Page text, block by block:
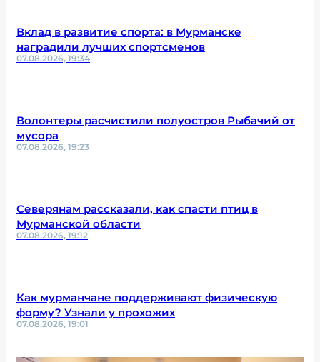
Вклад в развитие спорта: в Мурманске
наградили лучших спортсменов
07.08.2026, 19:34
Волонтеры расчистили полуостров Рыбачий от
мусора
07.08.2026, 19:23
Северянам рассказали, как спасти птиц в
Мурманской области
07.08.2026, 19:12
Как мурманчане поддерживают физическую
форму? Узнали у прохожих
07.08.2026, 19:01